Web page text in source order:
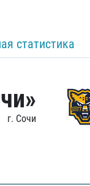
статистика
г. Сочи